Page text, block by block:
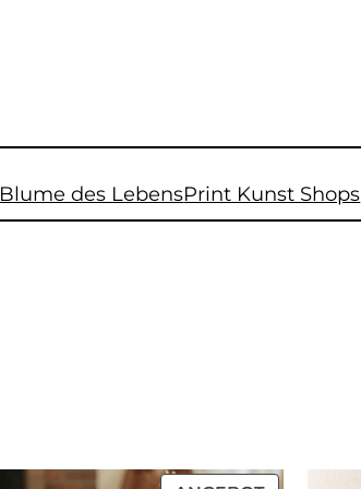
Blume des LebensPrint Kunst Shops